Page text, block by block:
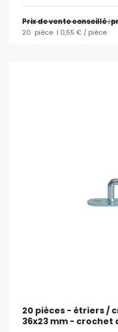
Prix ​​de vente conseillé :
20 pièce | 0,55 € / pièce
20 pièces - étriers /
36x23 mm - crochet